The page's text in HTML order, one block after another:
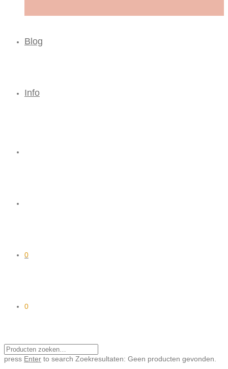
Blog
Info
0
0
press Enter to search Zoekresultaten: Geen producten gevonden.